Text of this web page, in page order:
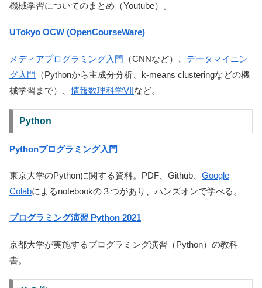
機械学習についてのまとめ（Youtube）。
UTokyo OCW (OpenCourseWare)
メディアプログラミング入門 （CNNなど）、 データマイニン
グ入門 （Pythonから主成分分析、k-means clusteringなどの機
械学習まで）、情報数理科学VIIなど。
Python
Pythonプログラミング入門
東京大学のPythonに関する資料。PDF、Github、 Google
Colabによるnotebookの３つがあり、ハンズオンで学べる。
プログラミング演習 Python 2021
京都大学が実施するプログラミング演習（Python）の教科
書。